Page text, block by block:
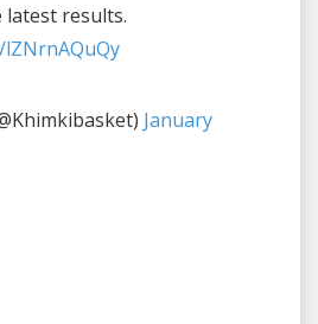
latest results.
January